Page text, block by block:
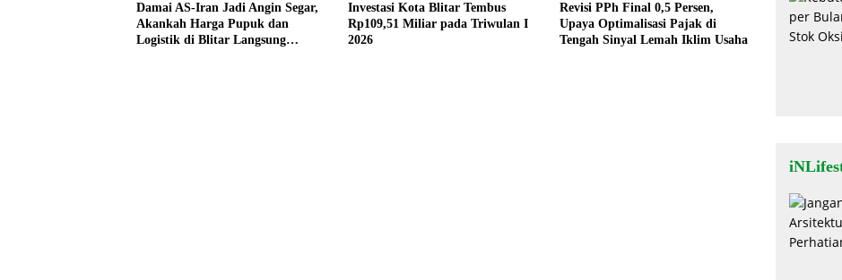
Damai AS-Iran Jadi Angin Segar,
Akankah Harga Pupuk dan
Logistik di Blitar Langsung
Investasi Kota Blitar Tembus
Rp109,51 Miliar pada Triwulan I
2026
Revisi PPh Final 0,5 Persen,
Upaya Optimalisasi Pajak di
Tengah Sinyal Lemah Iklim Usaha